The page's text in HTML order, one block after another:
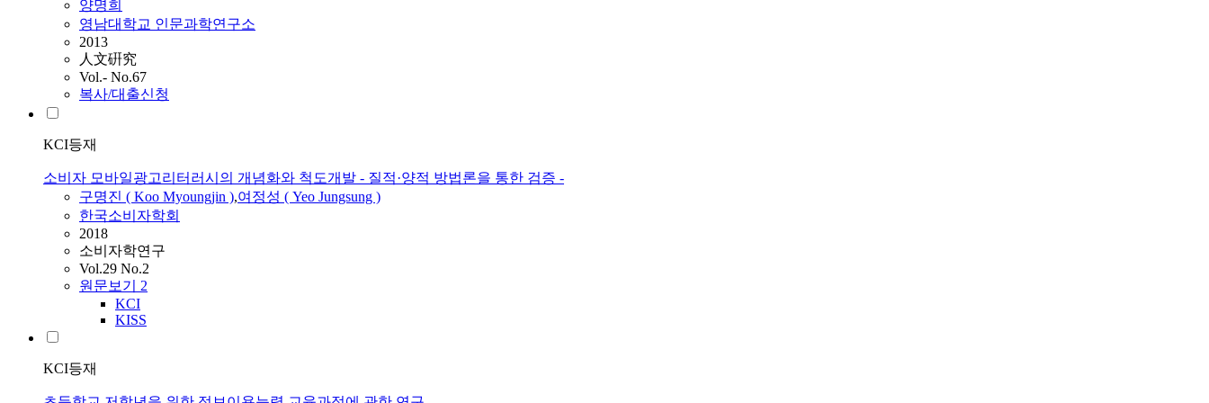
양명희
영남대학교 인문과학연구소
2013
人文硏究
Vol.- No.67
복사/대출신청
KCI등재
소비자 모바일광고리터러시의 개념화와 척도개발 - 질적·양적 방법론을 통한 검증 -
구명진 ( Koo Myoungjin ),여정성 ( Yeo Jungsung )
한국소비자학회
2018
소비자학연구
Vol.29 No.2
원문보기 2
KCI
KISS
KCI등재